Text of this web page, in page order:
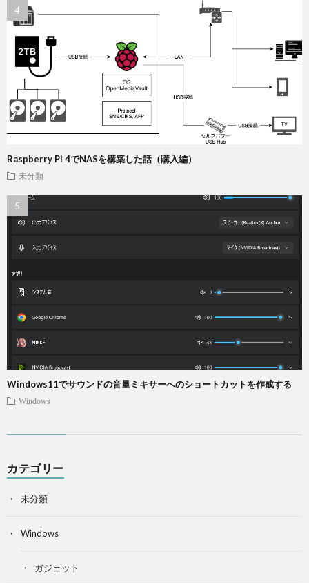
Raspberry Pi 4でNASを構築した話（購入編）
未分類
Windows11でサウンドの音量ミキサーへのショートカットを作成する
Windows
カテゴリー
未分類
Windows
ガジェット